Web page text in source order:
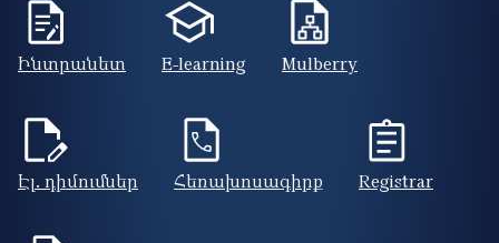
Ինտրանետ E-learning Mulberry
Էլ. դիմումներ Հեռախոսագիրք Registrar